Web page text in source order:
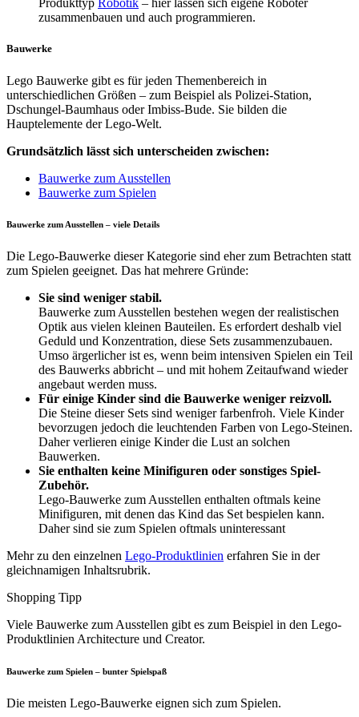
Produkttyp Robotik – hier lassen sich eigene Roboter
zusammenbauen und auch programmieren.
Bauwerke
Lego Bauwerke gibt es für jeden Themenbereich in
unterschiedlichen Größen – zum Beispiel als Polizei-Station,
Dschungel-Baumhaus oder Imbiss-Bude. Sie bilden die
Hauptelemente der Lego-Welt.
Grundsätzlich lässt sich unterscheiden zwischen:
Bauwerke zum Ausstellen
Bauwerke zum Spielen
Bauwerke zum Ausstellen – viele Details
Die Lego-Bauwerke dieser Kategorie sind eher zum Betrachten statt
zum Spielen geeignet. Das hat mehrere Gründe:
Sie sind weniger stabil.
Bauwerke zum Ausstellen bestehen wegen der realistischen
Optik aus vielen kleinen Bauteilen. Es erfordert deshalb viel
Geduld und Konzentration, diese Sets zusammenzubauen.
Umso ärgerlicher ist es, wenn beim intensiven Spielen ein Teil
des Bauwerks abbricht – und mit hohem Zeitaufwand wieder
angebaut werden muss.
Für einige Kinder sind die Bauwerke weniger reizvoll.
Die Steine dieser Sets sind weniger farbenfroh. Viele Kinder
bevorzugen jedoch die leuchtenden Farben von Lego-Steinen.
Daher verlieren einige Kinder die Lust an solchen
Bauwerken.
Sie enthalten keine Minifiguren oder sonstiges Spiel-
Zubehör.
Lego-Bauwerke zum Ausstellen enthalten oftmals keine
Minifiguren, mit denen das Kind das Set bespielen kann.
Daher sind sie zum Spielen oftmals uninteressant
Mehr zu den einzelnen Lego-Produktlinien erfahren Sie in der
gleichnamigen Inhaltsrubrik.
Shopping Tipp
Viele Bauwerke zum Ausstellen gibt es zum Beispiel in den Lego-
Produktlinien Architecture und Creator.
Bauwerke zum Spielen – bunter Spielspaß
Die meisten Lego-Bauwerke eignen sich zum Spielen.